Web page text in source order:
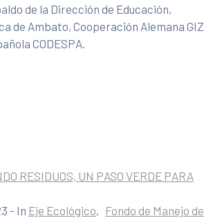
de la Dirección de Educación,
de Ambato, Cooperación Alemana GIZ
CODESPA.
- In Eje Ecológico‚ Fondo de Manejo de